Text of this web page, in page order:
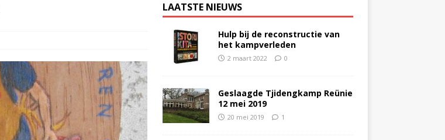
LAATSTE NIEUWS
Hulp bij de reconstructie van
het kampverleden
2 maart 2022 0
Geslaagde Tjidengkamp Reünie
12 mei 2019
20 mei 2019 1